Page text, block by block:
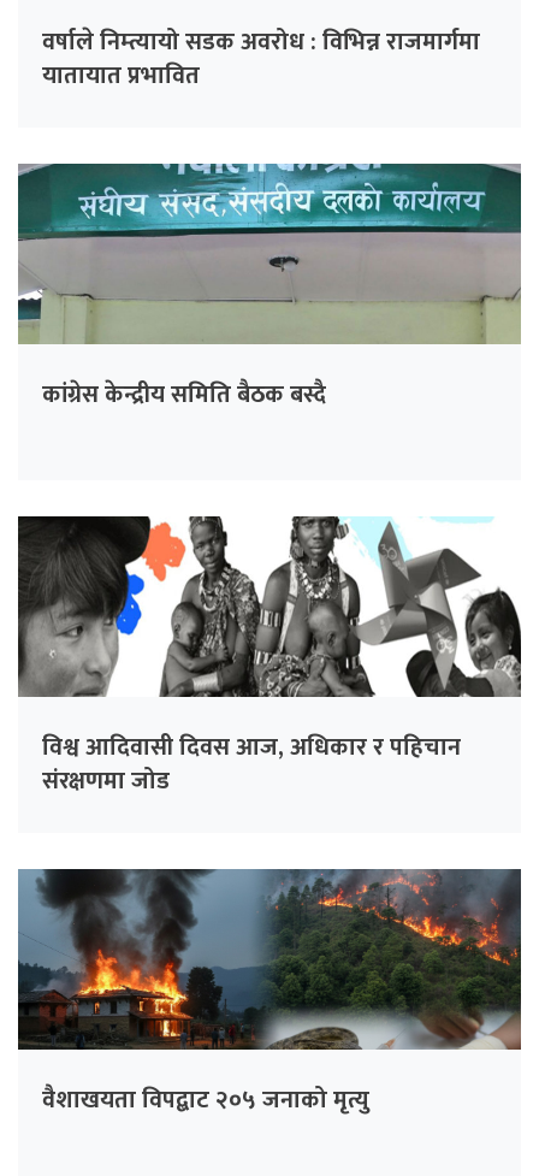
वर्षाले निम्त्यायो सडक अवरोध : विभिन्न राजमार्गमा
यातायात प्रभावित
कांग्रेस केन्द्रीय समिति बैठक बस्दै
विश्व आदिवासी दिवस आज, अधिकार र पहिचान
संरक्षणमा जोड
वैशाखयता विपद्बाट २०५ जनाको मृत्यु